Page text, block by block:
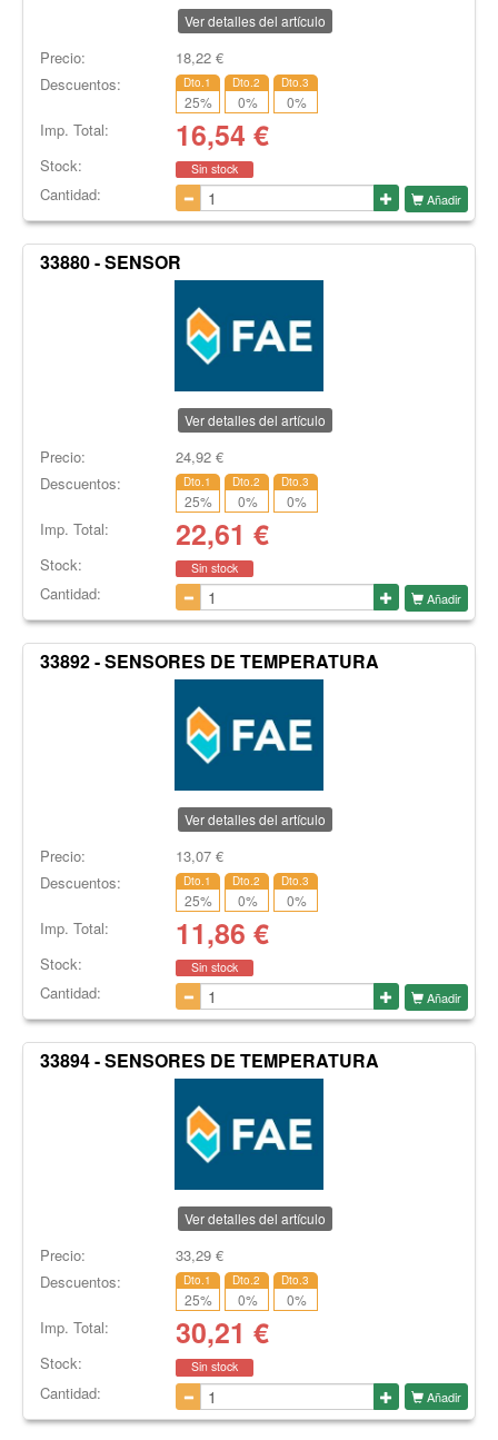
Ver detalles del artículo
Precio: 18,22€
Descuentos:
Dto.1
25%
Dto.2
0%
Dto.3
0%
Imp. Total: 16,54 €
Stock: Sin stock
Cantidad: Añadir
33880 - SENSOR
Ver detalles del artículo
Precio: 24,92€
Descuentos:
Dto.1
25%
Dto.2
0%
Dto.3
0%
Imp. Total: 22,61 €
Stock: Sin stock
Cantidad: Añadir
33892 - SENSORES DE TEMPERATURA
Ver detalles del artículo
Precio: 13,07€
Descuentos:
Dto.1
25%
Dto.2
0%
Dto.3
0%
Imp. Total: 11,86 €
Stock: Sin stock
Cantidad: Añadir
33894 - SENSORES DE TEMPERATURA
Ver detalles del artículo
Precio: 33,29€
Descuentos:
Dto.1
25%
Dto.2
0%
Dto.3
0%
Imp. Total: 30,21 €
Stock: Sin stock
Cantidad: Añadir